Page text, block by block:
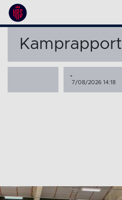
Kamprapport
-
7/08/2026 14:18